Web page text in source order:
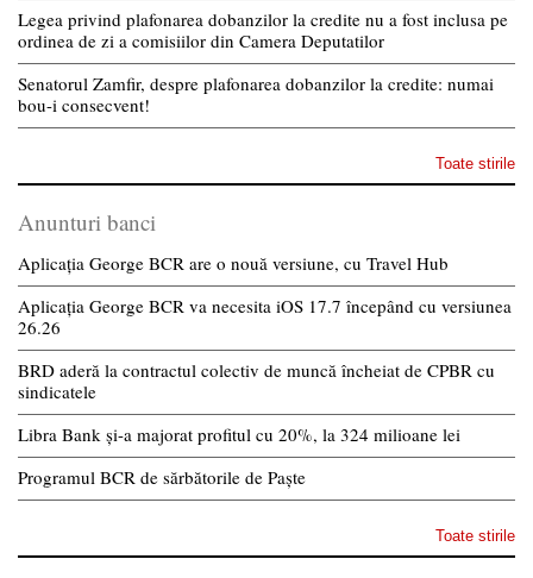
Legea privind plafonarea dobanzilor la credite nu a fost inclusa pe
ordinea de zi a comisiilor din Camera Deputatilor
Senatorul Zamfir, despre plafonarea dobanzilor la credite: numai
bou-i consecvent!
Toate stirile
Anunturi banci
Aplicația George BCR are o nouă versiune, cu Travel Hub
Aplicația George BCR va necesita iOS 17.7 începând cu versiunea
26.26
BRD aderă la contractul colectiv de muncă încheiat de CPBR cu
sindicatele
Libra Bank și-a majorat profitul cu 20%, la 324 milioane lei
Programul BCR de sărbătorile de Paște
Toate stirile